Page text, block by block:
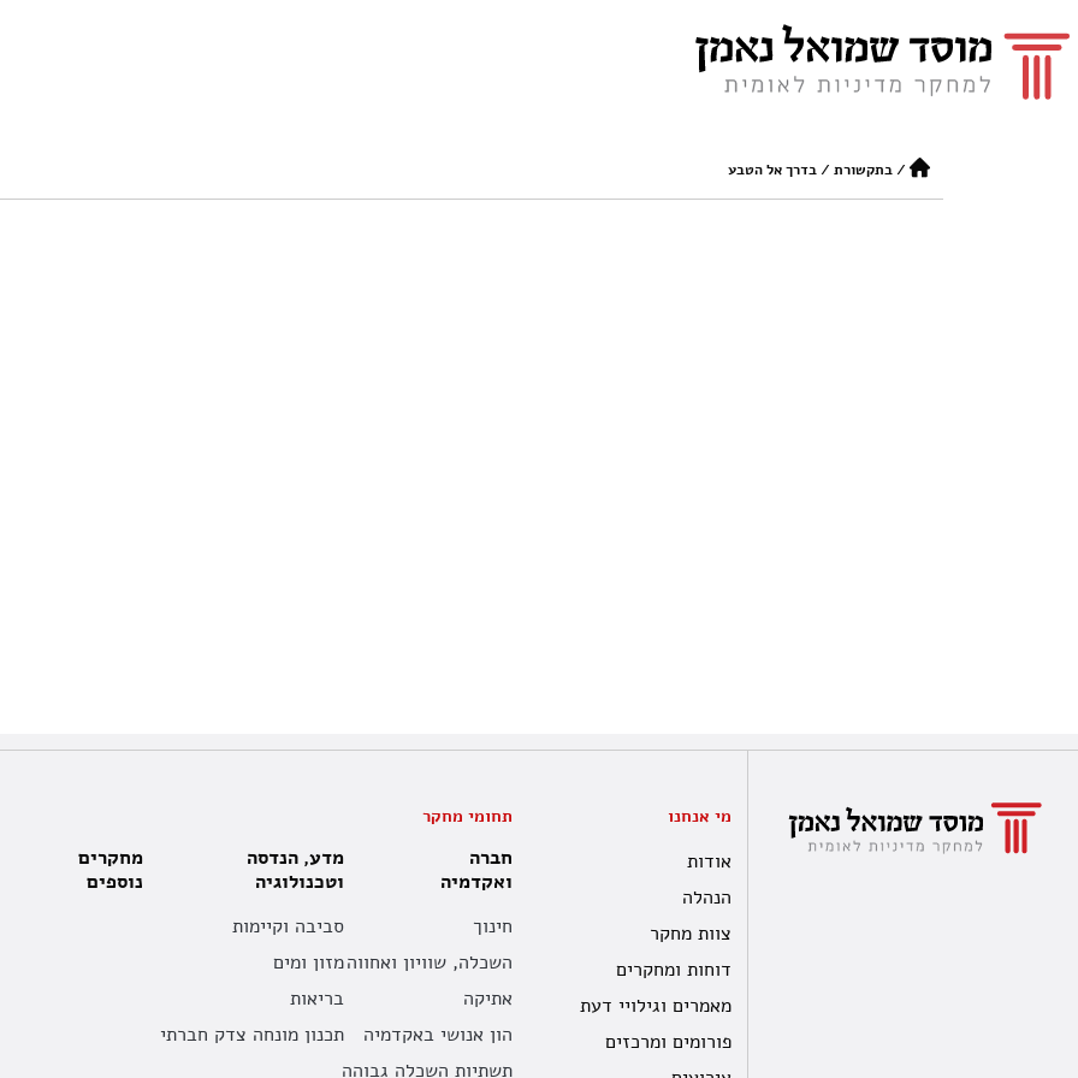
/בתקשורת /בדרך אל הטבע
מי אנחנו
אודות
הנהלה
צוות מחקר
דוחות ומחקרים
מאמרים וגילויי דעת
פורומים ומרכזים
תחומי מחקר
חברה
ואקדמיה
חינוך
השכלה, שוויון ואחווה
אתיקה
הון אנושי באקדמיה
תשתיות השכלה גבוהה
מדע, הנדסה
וטכנולוגיה
סביבה וקיימות
מזון ומים
בריאות
תכנון מונחה צדק חברתי
מחקרים
נוספים